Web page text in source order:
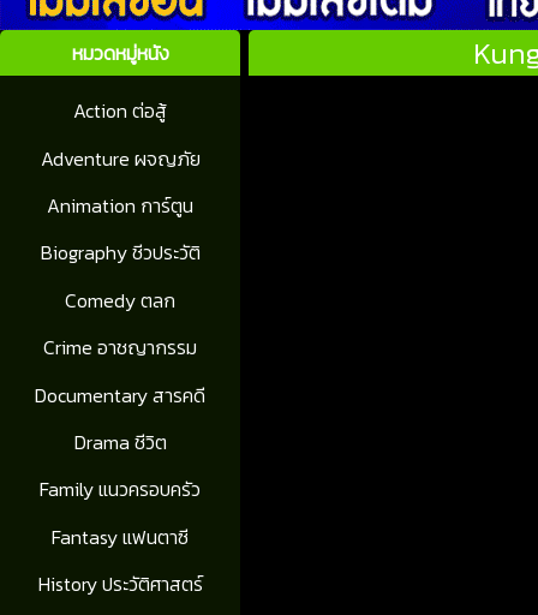
หมวดหมู่หนัง
Action ต่อสู้
Adventure ผจญภัย
Animation การ์ตูน
Biography ชีวประวัติ
Comedy ตลก
Crime อาชญากรรม
Documentary สารคดี
Drama ชีวิต
Family แนวครอบครัว
Fantasy แฟนตาซี
History ประวัติศาสตร์